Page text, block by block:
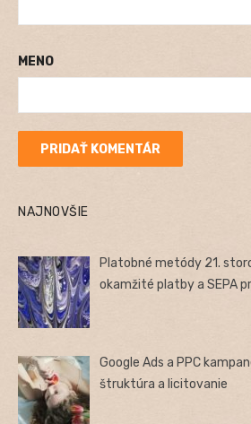
MENO
NAJNOVŠIE
Platobné metódy 21.
okamžité platby a SEPA
Google Ads a PPC
štruktúra a licitovanie